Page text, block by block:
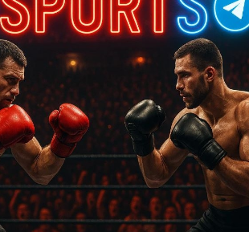
Дьендьеши Марк Юнг Рональд Ривас Петр Ян
Ганн Люсьен Родригес Мелвин Эппс Винс
Арреола Лионель Бюарм Стив Пеннелл
Тимоти БрэдлиКрис
Гэри Корниш Виктор Выхрист Расселл
Масаеши Накатани Адилсон Родригес
Джамардашвили
Muhammad Naimov
Майкл Стюарт Ричард Мэйсон
Джимми
Даниэль Кусато Майк Робинсон Талита
Тревор Бербик Али Исмаилов
Джон Макдермотт
Синклер Бабб
Амбан Фульхенсио Обельмехиас
Хуан